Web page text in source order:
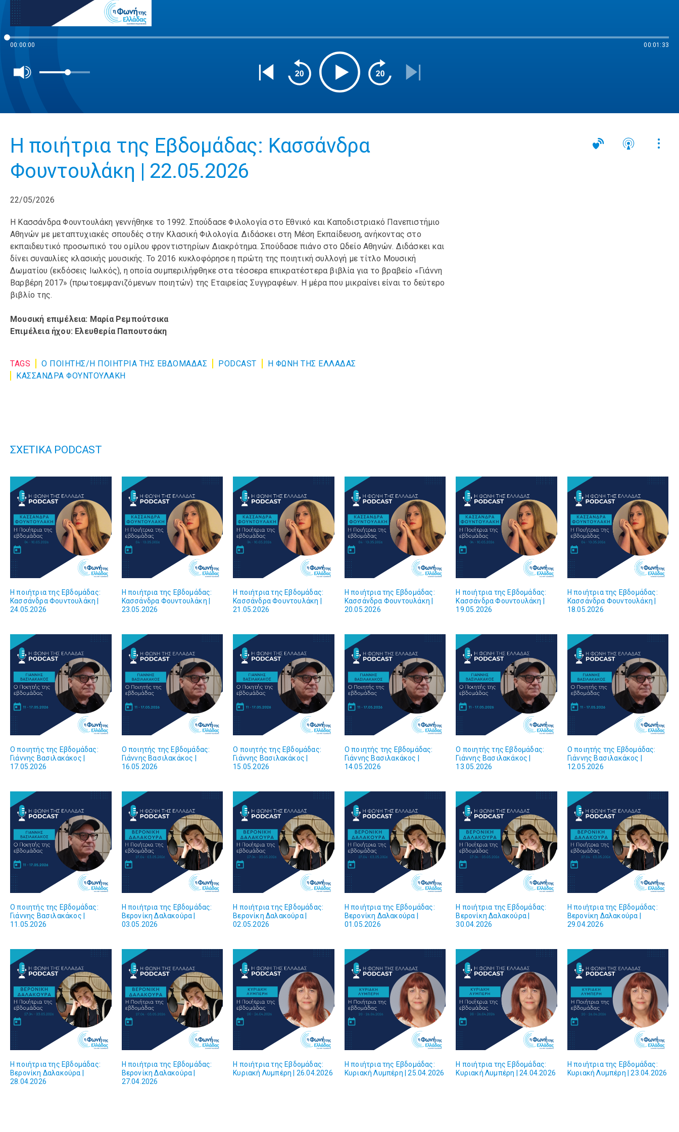
00:00:00 00:01:33
Η ποιήτρια της Εβδομάδας: Κασσάνδρα
Φουντουλάκη | 22.05.2026
22/05/2026
Η Κασσάνδρα Φουντουλάκη γεννήθηκε το 1992. Σπούδασε Φιλολογία στο Εθνικό και Καποδιστριακό Πανεπιστήμιο
Αθηνών με μεταπτυχιακές σπουδές στην Κλασική Φιλολογία. Διδάσκει στη Μέση Εκπαίδευση, ανήκοντας στο
εκπαιδευτικό προσωπικό του ομίλου φροντιστηρίων Διακρότημα. Σπούδασε πιάνο στο Ωδείο Αθηνών. Διδάσκει και
δίνει συναυλίες κλασικής μουσικής. Το 2016 κυκλοφόρησε η πρώτη της ποιητική συλλογή με τίτλο Μουσική
Δωματίου (εκδόσεις Ιωλκός), η οποία συμπεριλήφθηκε στα τέσσερα επικρατέστερα βιβλία για το βραβείο «Γιάννη
Βαρβέρη 2017» (πρωτοεμφανιζόμενων ποιητών) της Εταιρείας Συγγραφέων. Η μέρα που μικραίνει είναι το δεύτερο
βιβλίο της.
Μουσική επιμέλεια: Μαρία Ρεμπούτσικα
Επιμέλεια ήχου: Ελευθερία Παπουτσάκη
TAGS Ο ΠΟΙΗΤΗΣ/Η ΠΟΙΗΤΡΙΑ ΤΗΣ ΕΒΔΟΜΑΔΑΣ PODCAST
Η ΦΩΝΗ ΤΗΣ ΕΛΛΑΔΑΣ
ΚΑΣΣΑΝΔΡΑ ΦΟΥΝΤΟΥΛΑΚΗ
ΣΧΕΤΙΚΑ PODCAST
Η ποιήτρια της Εβδομάδας:
Κασσάνδρα Φουντουλάκη |
24.05.2026
Η ποιήτρια της Εβδομάδας:
Κασσάνδρα Φουντουλάκη |
23.05.2026
Η ποιήτρια της Εβδομάδας:
Κασσάνδρα Φουντουλάκη |
21.05.2026
Η ποιήτρια της Εβδομάδας:
Κασσάνδρα Φουντουλάκη |
20.05.2026
Η ποιήτρια της Εβδομάδας:
Κασσάνδρα Φουντουλάκη |
19.05.2026
Η ποιήτρια της Εβδομάδας:
Κασσάνδρα Φουντουλάκη |
18.05.2026
Ο ποιητής της Εβδομάδας:
Γιάννης Βασιλακάκος |
17.05.2026
Ο ποιητής της Εβδομάδας:
Γιάννης Βασιλακάκος |
16.05.2026
Ο ποιητής της Εβδομάδας:
Γιάννης Βασιλακάκος |
15.05.2026
Ο ποιητής της Εβδομάδας:
Γιάννης Βασιλακάκος |
14.05.2026
Ο ποιητής της Εβδομάδας:
Γιάννης Βασιλακάκος |
13.05.2026
Ο ποιητής της Εβδομάδας:
Γιάννης Βασιλακάκος |
12.05.2026
Ο ποιητής της Εβδομάδας:
Γιάννης Βασιλακάκος |
11.05.2026
Η ποιήτρια της Εβδομάδας:
Βερονίκη Δαλακούρα |
03.05.2026
Η ποιήτρια της Εβδομάδας:
Βερονίκη Δαλακούρα |
02.05.2026
Η ποιήτρια της Εβδομάδας:
Βερονίκη Δαλακούρα |
01.05.2026
Η ποιήτρια της Εβδομάδας:
Βερονίκη Δαλακούρα |
30.04.2026
Η ποιήτρια της Εβδομάδας:
Βερονίκη Δαλακούρα |
29.04.2026
Η ποιήτρια της Εβδομάδας:
Βερονίκη Δαλακούρα |
28.04.2026
Η ποιήτρια της Εβδομάδας:
Βερονίκη Δαλακούρα |
27.04.2026
Η ποιήτρια της Εβδομάδας:
Κυριακή Λυμπέρη | 26.04.2026
Η ποιήτρια της Εβδομάδας:
Κυριακή Λυμπέρη | 25.04.2026
Η ποιήτρια της Εβδομάδας:
Κυριακή Λυμπέρη | 24.04.2026
Η ποιήτρια της Εβδομάδας:
Κυριακή Λυμπέρη | 23.04.2026